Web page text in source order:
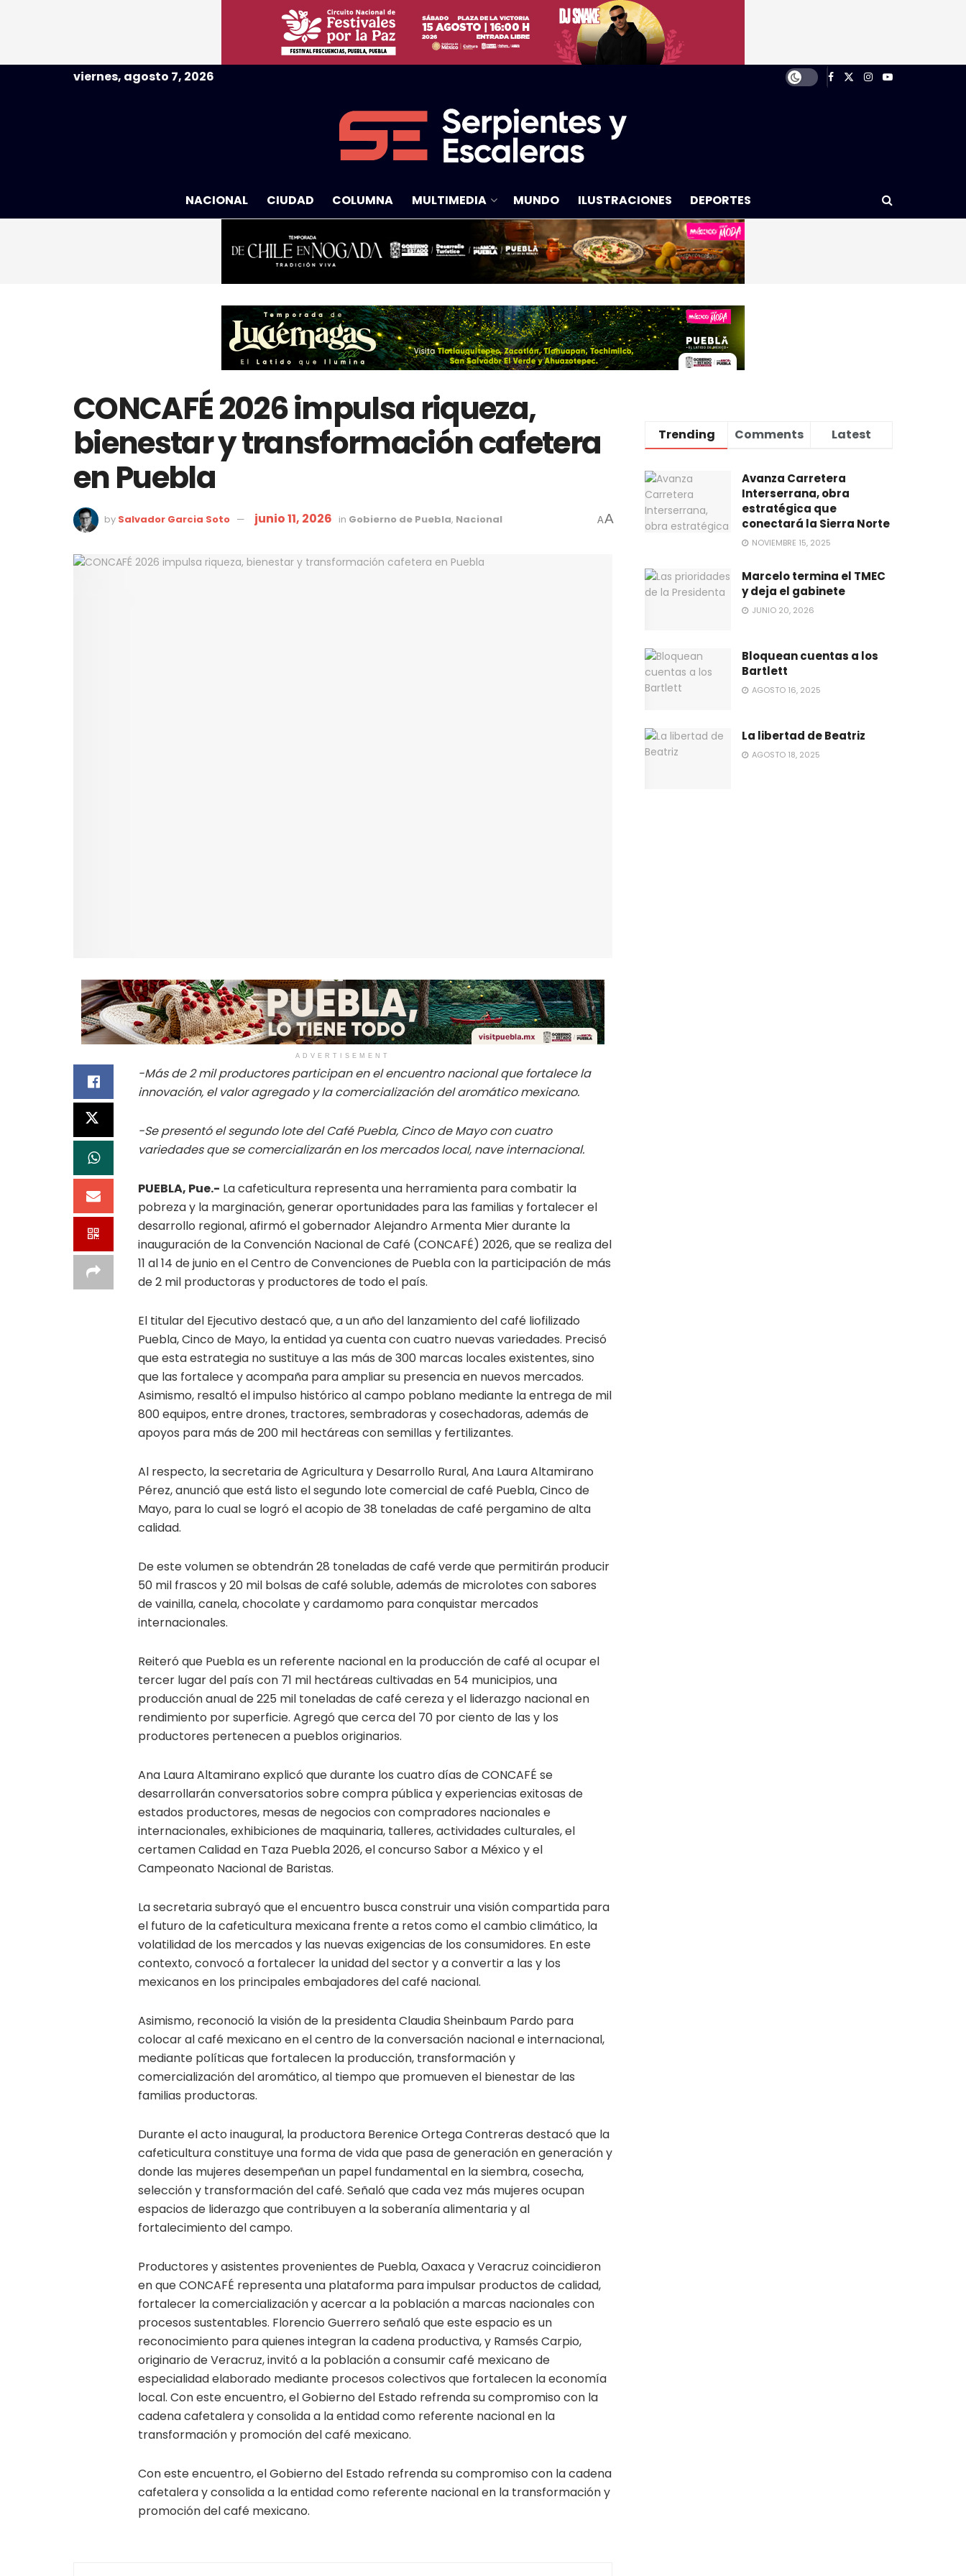
viernes, agosto 7, 2026
NACIONAL CIUDAD COLUMNA MULTIMEDIA MUNDO ILUSTRACIONES DEPORTES
CONCAFÉ 2026 impulsa riqueza,
bienestar y transformación cafetera
en Puebla
by Salvador Garcia Soto junio 11, 2026 in Gobierno de Puebla, Nacional AA
ADVERTISEMENT
-Más de 2 mil productores participan en el encuentro nacional que fortalece la
innovación, el valor agregado y la comercialización del aromático mexicano.
-Se presentó el segundo lote del Café Puebla, Cinco de Mayo con cuatro
variedades que se comercializarán en los mercados local, nave internacional.
PUEBLA, Pue.- La cafeticultura representa una herramienta para combatir la
pobreza y la marginación, generar oportunidades para las familias y fortalecer el
desarrollo regional, afirmó el gobernador Alejandro Armenta Mier durante la
inauguración de la Convención Nacional de Café (CONCAFÉ) 2026, que se realiza del
11 al 14 de junio en el Centro de Convenciones de Puebla con la participación de más
de 2 mil productoras y productores de todo el país.
El titular del Ejecutivo destacó que, a un año del lanzamiento del café liofilizado
Puebla, Cinco de Mayo, la entidad ya cuenta con cuatro nuevas variedades. Precisó
que esta estrategia no sustituye a las más de 300 marcas locales existentes, sino
que las fortalece y acompaña para ampliar su presencia en nuevos mercados.
Asimismo, resaltó el impulso histórico al campo poblano mediante la entrega de mil
800 equipos, entre drones, tractores, sembradoras y cosechadoras, además de
apoyos para más de 200 mil hectáreas con semillas y fertilizantes.
Al respecto, la secretaria de Agricultura y Desarrollo Rural, Ana Laura Altamirano
Pérez, anunció que está listo el segundo lote comercial de café Puebla, Cinco de
Mayo, para lo cual se logró el acopio de 38 toneladas de café pergamino de alta
calidad.
De este volumen se obtendrán 28 toneladas de café verde que permitirán producir
50 mil frascos y 20 mil bolsas de café soluble, además de microlotes con sabores
de vainilla, canela, chocolate y cardamomo para conquistar mercados
internacionales.
Reiteró que Puebla es un referente nacional en la producción de café al ocupar el
tercer lugar del país con 71 mil hectáreas cultivadas en 54 municipios, una
producción anual de 225 mil toneladas de café cereza y el liderazgo nacional en
rendimiento por superficie. Agregó que cerca del 70 por ciento de las y los
productores pertenecen a pueblos originarios.
Ana Laura Altamirano explicó que durante los cuatro días de CONCAFÉ se
desarrollarán conversatorios sobre compra pública y experiencias exitosas de
estados productores, mesas de negocios con compradores nacionales e
internacionales, exhibiciones de maquinaria, talleres, actividades culturales, el
certamen Calidad en Taza Puebla 2026, el concurso Sabor a México y el
Campeonato Nacional de Baristas.
La secretaria subrayó que el encuentro busca construir una visión compartida para
el futuro de la cafeticultura mexicana frente a retos como el cambio climático, la
volatilidad de los mercados y las nuevas exigencias de los consumidores. En este
contexto, convocó a fortalecer la unidad del sector y a convertir a las y los
mexicanos en los principales embajadores del café nacional.
Asimismo, reconoció la visión de la presidenta Claudia Sheinbaum Pardo para
colocar al café mexicano en el centro de la conversación nacional e internacional,
mediante políticas que fortalecen la producción, transformación y
comercialización del aromático, al tiempo que promueven el bienestar de las
familias productoras.
Durante el acto inaugural, la productora Berenice Ortega Contreras destacó que la
cafeticultura constituye una forma de vida que pasa de generación en generación y
donde las mujeres desempeñan un papel fundamental en la siembra, cosecha,
selección y transformación del café. Señaló que cada vez más mujeres ocupan
espacios de liderazgo que contribuyen a la soberanía alimentaria y al
fortalecimiento del campo.
Productores y asistentes provenientes de Puebla, Oaxaca y Veracruz coincidieron
en que CONCAFÉ representa una plataforma para impulsar productos de calidad,
fortalecer la comercialización y acercar a la población a marcas nacionales con
procesos sustentables. Florencio Guerrero señaló que este espacio es un
reconocimiento para quienes integran la cadena productiva, y Ramsés Carpio,
originario de Veracruz, invitó a la población a consumir café mexicano de
especialidad elaborado mediante procesos colectivos que fortalecen la economía
local. Con este encuentro, el Gobierno del Estado refrenda su compromiso con la
cadena cafetalera y consolida a la entidad como referente nacional en la
transformación y promoción del café mexicano.
Con este encuentro, el Gobierno del Estado refrenda su compromiso con la cadena
cafetalera y consolida a la entidad como referente nacional en la transformación y
promoción del café mexicano.
Trending Comments Latest
Avanza Carretera
Interserrana, obra
estratégica que
conectará la Sierra Norte
NOVIEMBRE 15, 2025
Marcelo termina el TMEC
y deja el gabinete
JUNIO 20, 2026
Bloquean cuentas a los
Bartlett
AGOSTO 16, 2025
La libertad de Beatriz
AGOSTO 18, 2025